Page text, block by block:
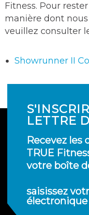
Fitness. Pour
manière dont
veuillez consulter
Showrunner II
LETTRE
Recevez les
TRUE
votre boîte
saisissez
électronique